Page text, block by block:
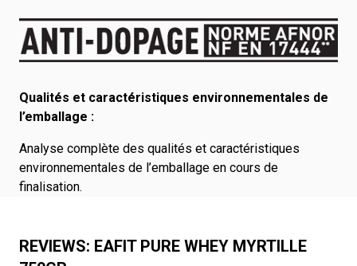
Qualités et caractéristiques environnementales de
l’emballage :
Analyse complète des qualités et caractéristiques
environnementales de l’emballage en cours de
finalisation.
REVIEWS: EAFIT PURE WHEY MYRTILLE